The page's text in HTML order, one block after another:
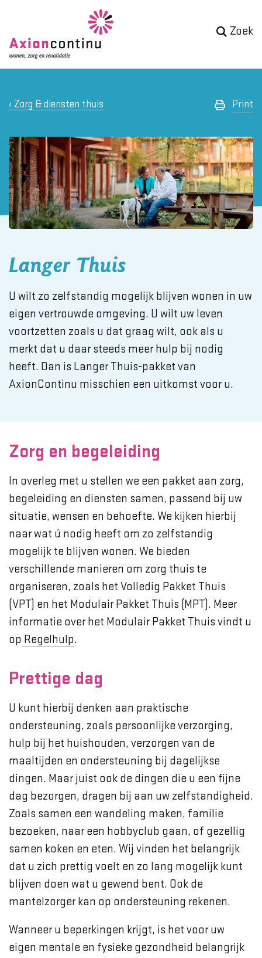
Zoek
Zorg & diensten thuis Print
Langer Thuis
U wilt zo zelfstandig mogelijk blijven wonen in uw
eigen vertrouwde omgeving. U wilt uw leven
voortzetten zoals u dat graag wilt, ook als u
merkt dat u daar steeds meer hulp bij nodig
heeft. Dan is Langer Thuis-pakket van
AxionContinu misschien een uitkomst voor u.
Zorg en begeleiding
In overleg met u stellen we een pakket aan zorg,
begeleiding en diensten samen, passend bij uw
situatie, wensen en behoefte. We kijken hierbij
naar wat ú nodig heeft om zo zelfstandig
mogelijk te blijven wonen. We bieden
verschillende manieren om zorg thuis te
organiseren, zoals het Volledig Pakket Thuis
(VPT) en het Modulair Pakket Thuis (MPT). Meer
informatie over het Modulair Pakket Thuis vindt u
op Regelhulp.
Prettige dag
U kunt hierbij denken aan praktische
ondersteuning, zoals persoonlijke verzorging,
hulp bij het huishouden, verzorgen van de
maaltijden en ondersteuning bij dagelijkse
dingen. Maar juist ook de dingen die u een fijne
dag bezorgen, dragen bij aan uw zelfstandigheid.
Zoals samen een wandeling maken, familie
bezoeken, naar een hobbyclub gaan, of gezellig
samen koken en eten. Wij vinden het belangrijk
dat u zich prettig voelt en zo lang mogelijk kunt
blijven doen wat u gewend bent. Ook de
mantelzorger kan op ondersteuning rekenen.
Wanneer u beperkingen krijgt, is het voor uw
eigen mentale en fysieke gezondheid belangrijk